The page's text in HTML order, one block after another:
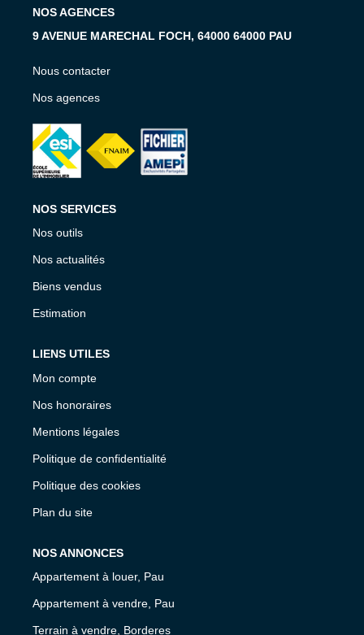
NOS AGENCES
9 AVENUE MARECHAL FOCH, 64000 64000 PAU
Nous contacter
Nos agences
NOS SERVICES
Nos outils
Nos actualités
Biens vendus
Estimation
LIENS UTILES
Mon compte
Nos honoraires
Mentions légales
Politique de confidentialité
Politique des cookies
Plan du site
NOS ANNONCES
Appartement à louer, Pau
Appartement à vendre, Pau
Terrain à vendre, Borderes